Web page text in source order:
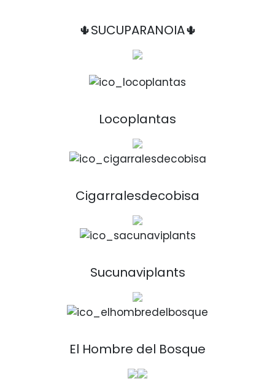
🌵SUCUPARANOIA🌵
Locoplantas
Cigarralesdecobisa
Sucunaviplants
El Hombre del Bosque